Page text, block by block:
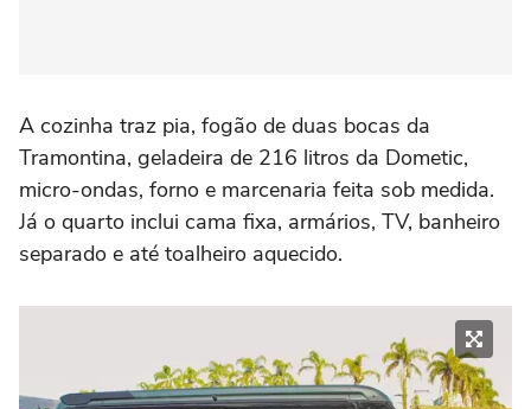
A cozinha traz pia, fogão de duas bocas da
Tramontina, geladeira de 216 litros da Dometic,
micro-ondas, forno e marcenaria feita sob medida.
Já o quarto inclui cama fixa, armários, TV, banheiro
separado e até toalheiro aquecido.